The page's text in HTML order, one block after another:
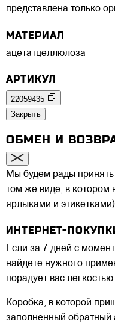
представлена только
МАТЕРИАЛ
ацетатцеллюлоза
АРТИКУЛ
22059435
Закрыть
ОБМЕН И
Мы будем рады
том же виде, в котором
ярлыками и
ИНТЕРНЕТ-
Если за 7 дней с
найдете нужного
порадует вас
Коробка, в которой
заполненный обратный